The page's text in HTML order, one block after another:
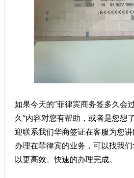
如果今天的“菲律宾商务签多久会
久”内容对您有帮助，或者是您想
迎联系我们华商签证在客服为您
办理在菲律宾的业务，可以找我
以更高效、快速的办理完成。